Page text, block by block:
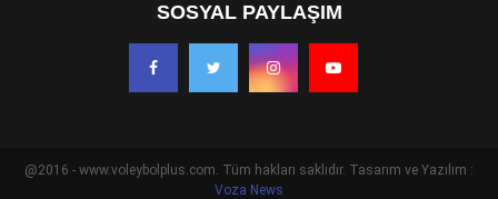
SOSYAL PAYLAŞIM
@2016 - www.voleybolplus.com. Tüm hakları saklıdır. Tasarım ve Yazılım :
Voza News